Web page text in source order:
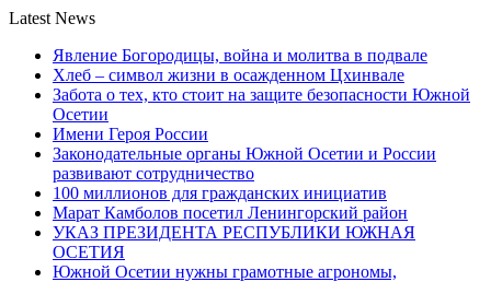
Latest News
Явление Богородицы, война и молитва в подвале
Хлеб – символ жизни в осажденном Цхинвале
Забота о тех, кто стоит на защите безопасности Южной
Осетии
Имени Героя России
Законодательные органы Южной Осетии и России
развивают сотрудничество
100 миллионов для гражданских инициатив
Марат Камболов посетил Ленингорский район
УКАЗ ПРЕЗИДЕНТА РЕСПУБЛИКИ ЮЖНАЯ
ОСЕТИЯ
Южной Осетии нужны грамотные агрономы,